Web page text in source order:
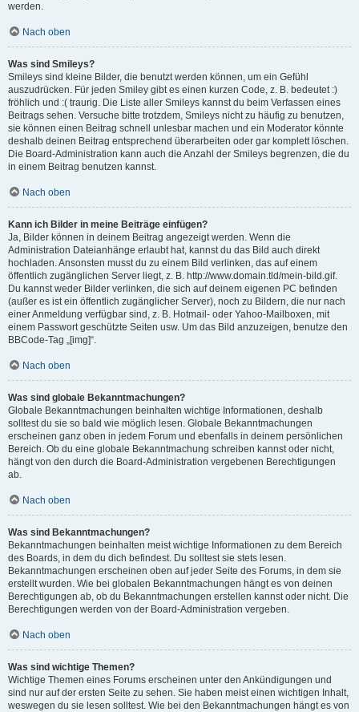
werden.
Nach oben
Was sind Smileys?
Smileys sind kleine Bilder, die benutzt werden können, um ein Gefühl
auszudrücken. Für jeden Smiley gibt es einen kurzen Code, z. B. bedeutet :)
fröhlich und :( traurig. Die Liste aller Smileys kannst du beim Verfassen eines
Beitrags sehen. Versuche bitte trotzdem, Smileys nicht zu häufig zu benutzen,
sie können einen Beitrag schnell unlesbar machen und ein Moderator könnte
deshalb deinen Beitrag entsprechend überarbeiten oder gar komplett löschen.
Die Board-Administration kann auch die Anzahl der Smileys begrenzen, die du
in einem Beitrag benutzen kannst.
Nach oben
Kann ich Bilder in meine Beiträge einfügen?
Ja, Bilder können in deinem Beitrag angezeigt werden. Wenn die
Administration Dateianhänge erlaubt hat, kannst du das Bild auch direkt
hochladen. Ansonsten musst du zu einem Bild verlinken, das auf einem
öffentlich zugänglichen Server liegt, z. B. http://www.domain.tld/mein-bild.gif.
Du kannst weder Bilder verlinken, die sich auf deinem eigenen PC befinden
(außer es ist ein öffentlich zugänglicher Server), noch zu Bildern, die nur nach
einer Anmeldung verfügbar sind, z. B. Hotmail- oder Yahoo-Mailboxen, mit
einem Passwort geschützte Seiten usw. Um das Bild anzuzeigen, benutze den
BBCode-Tag „[img]“.
Nach oben
Was sind globale Bekanntmachungen?
Globale Bekanntmachungen beinhalten wichtige Informationen, deshalb
solltest du sie so bald wie möglich lesen. Globale Bekanntmachungen
erscheinen ganz oben in jedem Forum und ebenfalls in deinem persönlichen
Bereich. Ob du eine globale Bekanntmachung schreiben kannst oder nicht,
hängt von den durch die Board-Administration vergebenen Berechtigungen
ab.
Nach oben
Was sind Bekanntmachungen?
Bekanntmachungen beinhalten meist wichtige Informationen zu dem Bereich
des Boards, in dem du dich befindest. Du solltest sie stets lesen.
Bekanntmachungen erscheinen oben auf jeder Seite des Forums, in dem sie
erstellt wurden. Wie bei globalen Bekanntmachungen hängt es von deinen
Berechtigungen ab, ob du Bekanntmachungen erstellen kannst oder nicht. Die
Berechtigungen werden von der Board-Administration vergeben.
Nach oben
Was sind wichtige Themen?
Wichtige Themen eines Forums erscheinen unter den Ankündigungen und
sind nur auf der ersten Seite zu sehen. Sie haben meist einen wichtigen Inhalt,
weswegen du sie lesen solltest. Wie bei den Bekanntmachungen hängt es von